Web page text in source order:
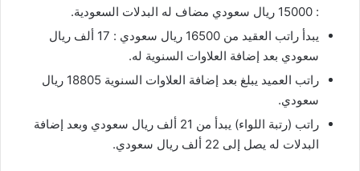
: 15000 ريال سعودي مضاف له البدلات السعودية.
يبدأ راتب العقيد من 16500 ريال سعودي : 17 ألف ريال
سعودي بعد إضافة العلاوات السنوية له.
راتب العميد يبلغ بعد إضافة العلاوات السنوية 18805 ريال
سعودي.
راتب (رتبة اللواء) يبدأ من 21 ألف ريال سعودي وبعد إضافة
البدلات له يصل إلى 22 ألف ريال سعودي.